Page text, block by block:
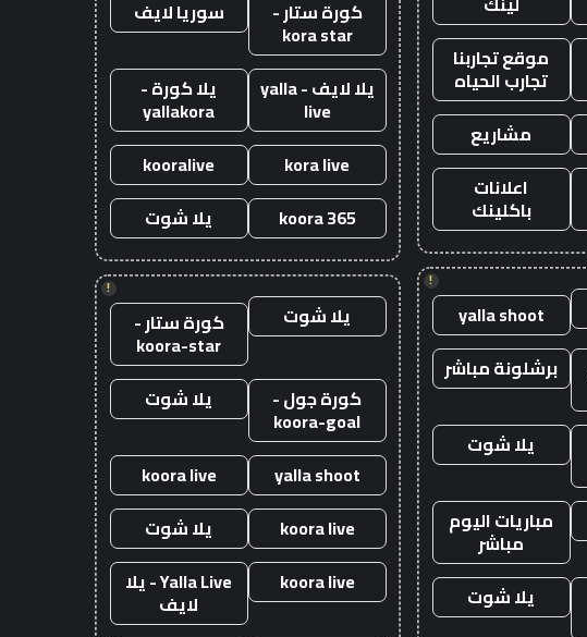
موقع تجاربنا
تجارب الحياه
مشاريع
اعلانات
باكلينك
!
yalla shoot
برشلونة مباشر
يلا شوت
مباريات اليوم
مباشر
يلا شوت
كورة ستار -
kora star
سوريا لايف
يلا لايف - yalla
live
يلا كورة -
yallakora
kora live
kooralive
koora 365
يلا شوت
!
يلا شوت كورة ستار -
koora-star
كورة جول -
koora-goal
يلا شوت
yalla shoot
koora live
koora live
يلا شوت
koora live
Yalla Live - يلا
لايف